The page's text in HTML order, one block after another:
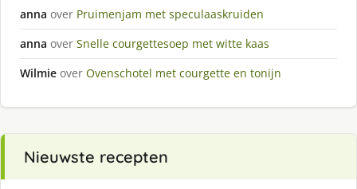
anna over Pruimenjam met speculaaskruiden
anna over Snelle courgettesoep met witte kaas
Wilmie over Ovenschotel met courgette en tonijn
Nieuwste recepten